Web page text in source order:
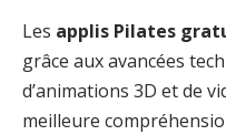
Les applis Pilates
grâce aux avancées
d’animations 3D et de
meilleure